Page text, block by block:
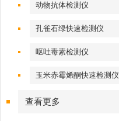
动物抗体检测仪
孔雀石绿快速检测仪
呕吐毒素检测仪
玉米赤霉烯酮快速检测仪
查看更多